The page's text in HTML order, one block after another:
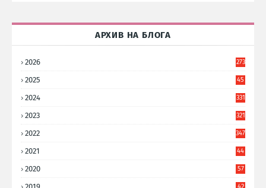
АРХИВ НА БЛОГА
2026 273
2025
45
2024 331
2023 321
2022 347
2021
44
2020
57